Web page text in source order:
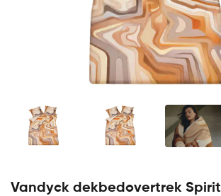
Vandyck dekbedovertrek Spirit